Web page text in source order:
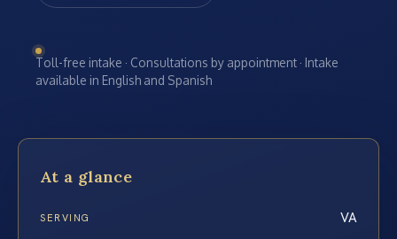
Toll-free intake · Consultations by appointment · Intake
available in English and Spanish
At a glance
SERVING VA